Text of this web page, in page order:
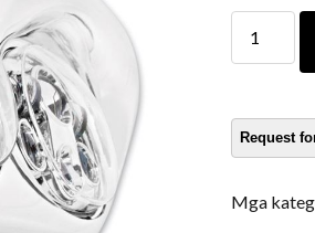
Double
Headlight
Mga